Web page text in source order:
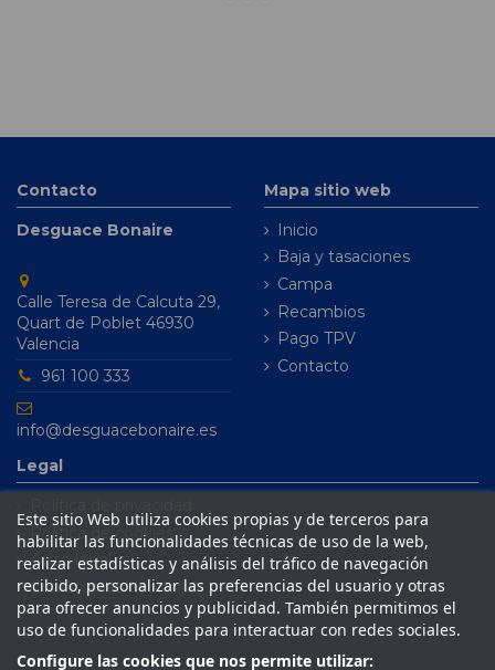
Contacto
Desguace Bonaire
Calle Teresa de Calcuta 29,
Quart de Poblet 46930
Valencia
961 100 333
info@desguacebonaire.es
Mapa sitio web
Inicio
Baja y tasaciones
Campa
Recambios
Pago TPV
Contacto
Legal
Política de cookies
Aviso legal
Condiciones de venta
Este sitio Web utiliza cookies propias y de terceros para
habilitar las funcionalidades técnicas de uso de la web,
realizar estadísticas y análisis del tráfico de navegación
recibido, personalizar las preferencias del usuario y otras
para ofrecer anuncios y publicidad. También permitimos el
uso de funcionalidades para interactuar con redes sociales.
Configure las cookies que nos permite utilizar: